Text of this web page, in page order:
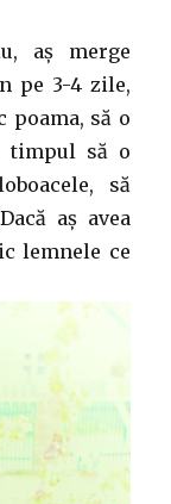
aș merge
pe 3-4 zile,
poama, să o
timpul să o
să
aș avea
lemnele ce